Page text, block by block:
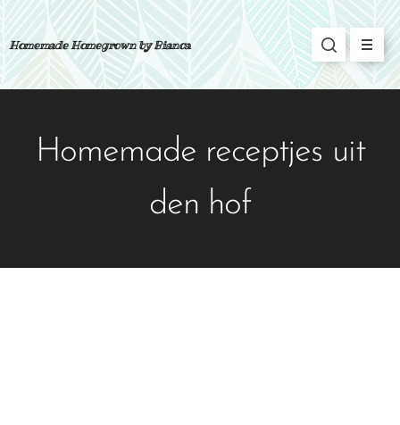
Homemade Homegrown by Bianca
Homemade receptjes uit
den hof